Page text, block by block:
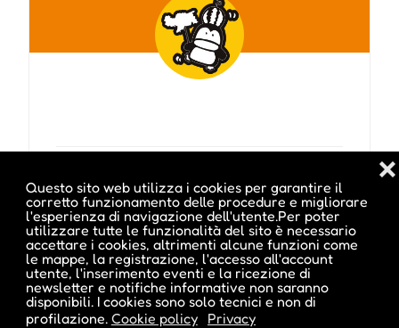
Questo sito web utilizza i cookies per garantire il
corretto funzionamento delle procedure e migliorare
l'esperienza di navigazione dell'utente.Per poter
utilizzare tutte le funzionalità del sito è necessario
accettare i cookies, altrimenti alcune funzioni come
le mappe, la registrazione, l'accesso all'account
utente, l'inserimento eventi e la ricezione di
newsletter e notifiche informative non saranno
disponibili. I cookies sono solo tecnici e non di
profilazione. Cookie policy Privacy
❌
Visita profilo
Potrebbe interessarti anche :